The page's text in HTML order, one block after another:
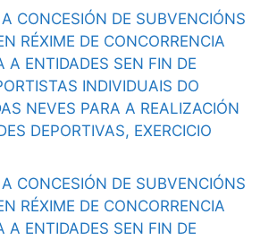
CONCESIÓN DE SUBVENCIÓNS
RÉXIME DE CONCORRENCIA
A ENTIDADES SEN FIN DE
INDIVIDUAIS DO
NEVES PARA A REALIZACIÓN
DEPORTIVAS, EXERCICIO
CONCESIÓN DE SUBVENCIÓNS
RÉXIME DE CONCORRENCIA
A ENTIDADES SEN FIN DE